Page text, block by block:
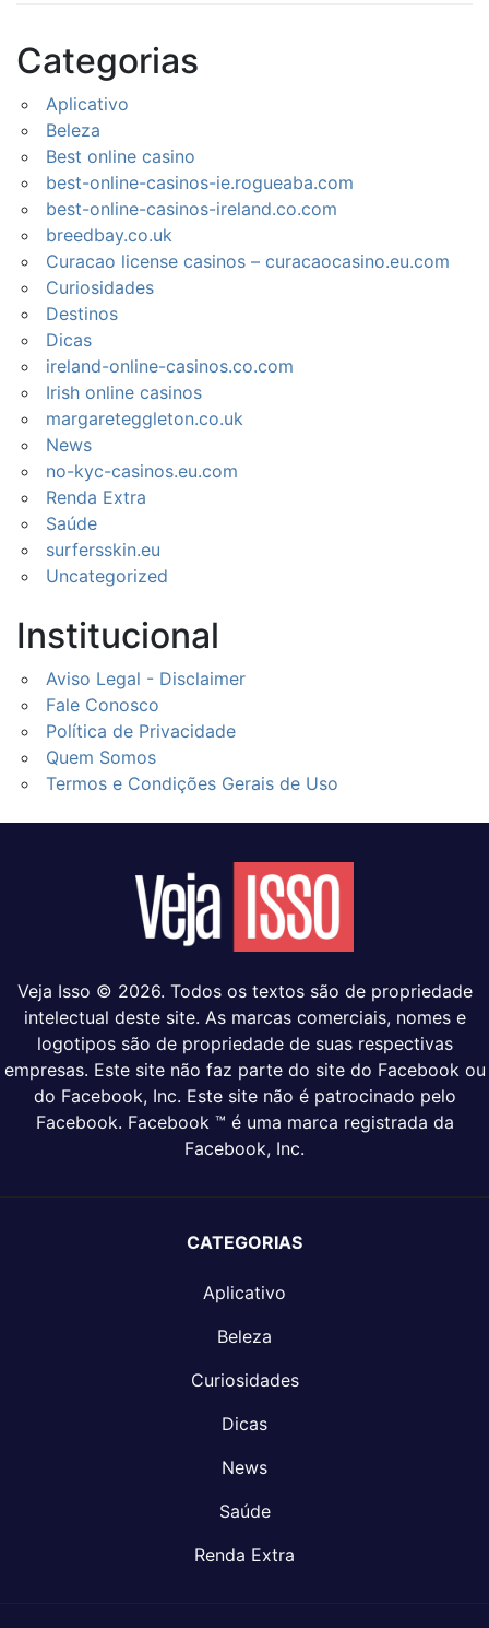
Categorias
Aplicativo
Beleza
Best online casino
best-online-casinos-ie.rogueaba.com
best-online-casinos-ireland.co.com
breedbay.co.uk
Curacao license casinos – curacaocasino.eu.com
Curiosidades
Destinos
Dicas
ireland-online-casinos.co.com
Irish online casinos
margareteggleton.co.uk
News
no-kyc-casinos.eu.com
Renda Extra
Saúde
surfersskin.eu
Uncategorized
Institucional
Aviso Legal - Disclaimer
Fale Conosco
Política de Privacidade
Quem Somos
Termos e Condições Gerais de Uso
Veja Isso © 2026. Todos os textos são de propriedade
intelectual deste site. As marcas comerciais, nomes e
logotipos são de propriedade de suas respectivas
empresas. Este site não faz parte do site do Facebook ou
do Facebook, Inc. Este site não é patrocinado pelo
Facebook. Facebook ™ é uma marca registrada da
Facebook, Inc.
CATEGORIAS
Aplicativo
Beleza
Curiosidades
Dicas
News
Saúde
Renda Extra